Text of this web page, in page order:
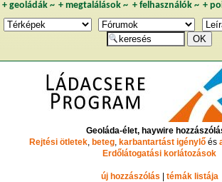
+ geoládák~ +megtalálások ~ + felhasználók~ +
Geoláda-élet, haywire
Rejtési ötletek, beteg, karbantartást igénylőés
Erdőlátogatási korlátozások
új hozzászólás | témák listája